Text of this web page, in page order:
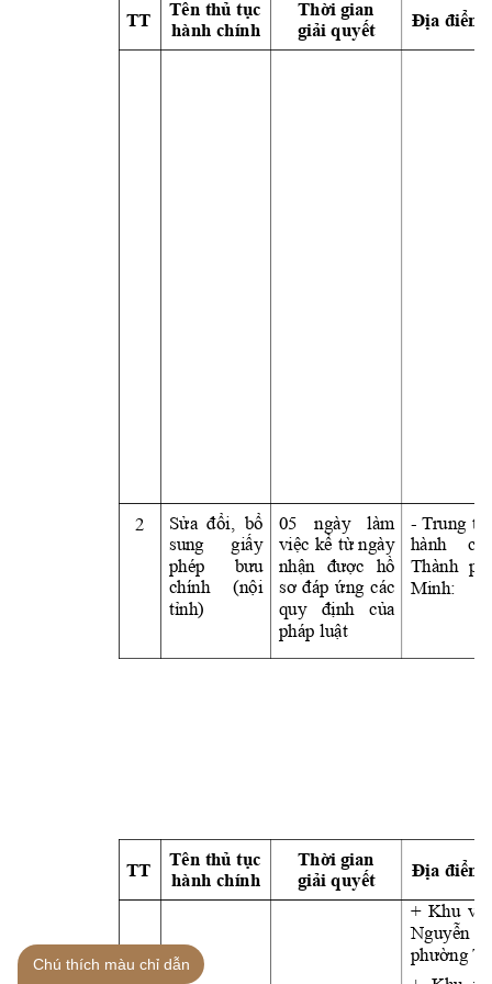
TT
Tên thủ tục
hành chính
Thời gian
giải quyết
Địa điểm
2
Sửa  đổi,  bổ
sung
giấy
phép
bưu
chính
(nội
tỉnh)
05 ngày
làm
việc kể từ ngày
nhận được
hồ
sơ đáp ứng các
quy
định của
pháp luật
- Trung
hành
Thành
Minh:
TT
Tên thủ tục
hành chính
Thời gian
giải quyết
Địa điểm
+ Khu
Nguyễn
phường
Chú thích màu chỉ dẫn